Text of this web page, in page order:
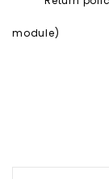
module)